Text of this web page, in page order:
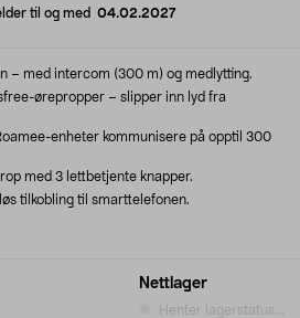
til og med 04.02.2027
Nettlager
Henter lagerstatus...
– med intercom (300 m) og medlytting.
ørepropper – slipper inn lyd fra
enheter kommunisere på opptil 300
med 3 lettbetjente knapper.
tilkobling til smarttelefonen.